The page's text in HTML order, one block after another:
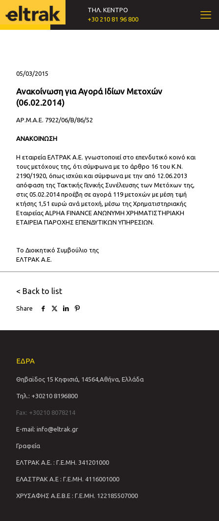
ΤΗΛ. ΚΕΝΤΡΟ
+30 210 81 96 800
05/03/2015
Ανακοίνωση για Αγορά Ιδίων Μετοχών
(06.02.2014)
ΑΡ.Μ.Α.Ε. 7922/06/Β/86/52
ΑΝΑΚΟΙΝΩΣΗ
Η εταιρεία ΕΛΤΡΑΚ Α.Ε. γνωστοποιεί στο επενδυτικό κοινό και
τους μετόχους της, ότι σύμφωνα με το άρθρο 16 του Κ.Ν.
2190/1920, όπως ισχύει και σύμφωνα με την από 12.06.2013
απόφαση της Τακτικής Γενικής Συνέλευσης των Μετόχων της,
στις 05.02.2014 προέβη σε αγορά 119 μετοχών με μέση τιμή
κτήσης 1,51 ευρώ ανά μετοχή, μέσω της Χρηματιστηριακής
Εταιρείας ALPHA FINANCE ΑΝΩΝΥΜΗ ΧΡΗΜΑΤΙΣΤΗΡΙΑΚΗ
ΕΤΑΙΡΕΙΑ ΠΑΡΟΧΗΣ ΕΠΕΝΔΥΤΙΚΩΝ ΥΠΗΡΕΣΙΩΝ.
Το Διοικητικό Συμβούλιο της
ΕΛΤΡΑΚ Α.Ε.
< Back to list
Share
ΕΔΡΑ
Θηβαϊδος 15 Κηφισιά, 14564,Αθήνα, Ελλάδα
Τηλ.: +30210 8196800
Fax: +30210 8078214
E-mail: info@eltrak.gr
Γραφεία
ΕΛΤΡΑΚ Α.Ε. : Γ.Ε.ΜΗ. 341201000
ΕΛΑΣΤΡΑΚ Α.Ε : Γ.Ε.ΜΗ. 4116001000
ΧΡΥΣΑΦΗΣ Α.Ε.Β.Ε : Γ.Ε.ΜΗ. 122185507000